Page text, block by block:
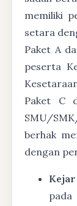
memiliki
setara
Paket A
peserta
Paket C
SMU/
berhak
dengan